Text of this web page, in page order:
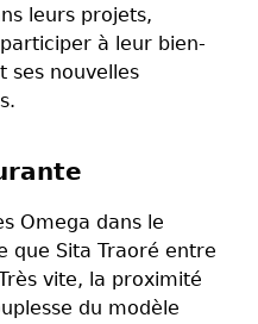
leurs projets,
à leur bien-
ses nouvelles
Omega dans le
que Sita Traoré entre
vite, la proximité
du modèle